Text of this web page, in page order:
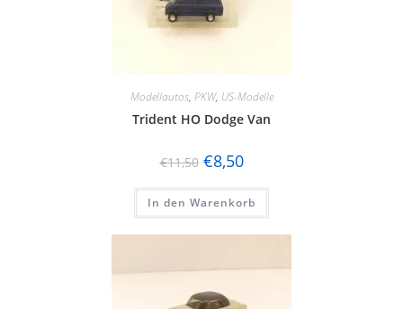
Modellautos, PKW, US-Modelle
Trident HO Dodge Van
€11,50 €8,50
In den Warenkorb